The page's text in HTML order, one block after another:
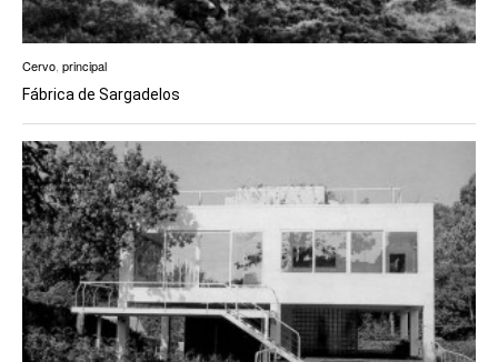
Cervo, principal
Fábrica de Sargadelos